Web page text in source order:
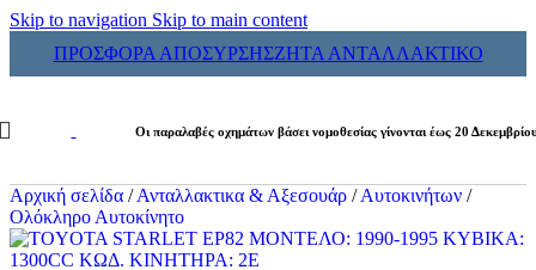
Skip to navigation Skip to main content
ΠΡΟΣΦΟΡΑ ΑΠΟΣΥΡΣΗΣΖΗΤΑ ΑΝΤΑΛΛΑΚΤΙΚΟ
Οι παραλαβές οχημάτων βάσει νομοθεσίας γίνονται έως 20
Αρχική σελίδα / Ανταλλακτικα & Αξεσουάρ / Αυτοκινήτων /
Ολόκληρο Αυτοκίνητο